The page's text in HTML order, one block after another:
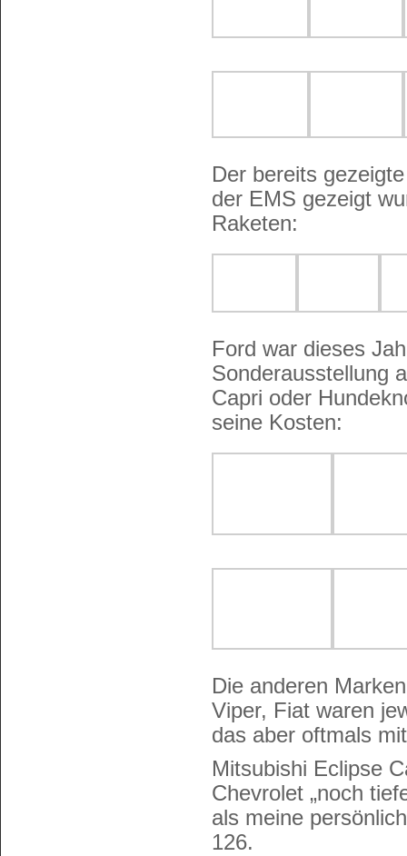
Der bereits
der EMS gezeigt
Raketen:
Ford war dieses
Sonderausstellung
Capri oder
seine Kosten:
Die anderen
Viper, Fiat waren
das aber oftmals
Mitsubishi Eclipse
Chevrolet „noch
als meine
126.